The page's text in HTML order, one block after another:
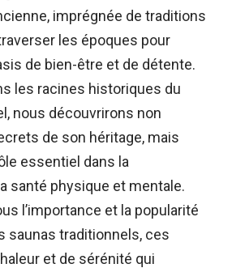
imprégnée de traditions
les époques pour
de bien-être et de détente.
les racines historiques du
nous découvrirons non
de son héritage, mais
essentiel dans la
santé physique et mentale.
l’importance et la popularité
saunas traditionnels, ces
et de sérénité qui